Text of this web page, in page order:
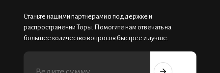
Станьте нашими партнерами в поддержке и
распространении Торы. Помогите нам отвечать на
большее количество вопросов быстрее и лучше.